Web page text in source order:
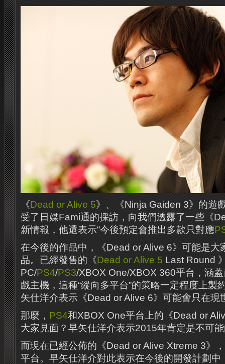
《Dead or Alive 5》、《Ninja Gaiden 3》的遊
受了日媒Fami通的採訪，向我們透露了一些《
新情報，他還表示“今後預定會推出多款只對應
在今後的作品中，《Dead or Alive 6》可能是大
品。已經發售的《Dead or Alive 5 Last Round
PC/PS4/PS3/XBOX One/XBOX 360平台，涵
戲主機，這種“縱向多平台”的策略一定程度上製
矢仕洋介表示《Dead or Alive 6》可能會只在現
那麼， PS4和XBOX One平台上的《Dead or
大家見面？早矢仕洋介表示2015年肯定是不可
而現在已經公佈的《Dead or Alive Xtreme 3》
平台。早矢仕洋介對此表示在今後的開發計劃中